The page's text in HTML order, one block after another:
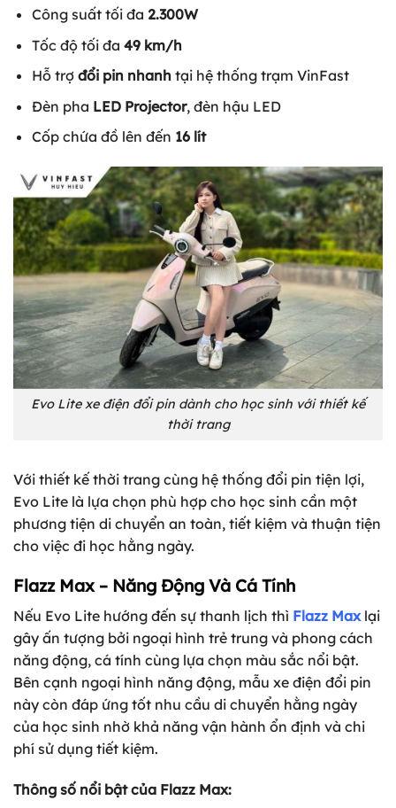
Công suất tối đa 2.300W
Tốc độ tối đa 49 km/h
Hỗ trợ đổi pin nhanh tại hệ thống trạm VinFast
Đèn pha LED Projector, đèn hậu LED
Cốp chứa đồ lên đến 16 lít
Evo Lite xe điện đổi pin dành cho học sinh với thiết kế
thời trang
Với thiết kế thời trang cùng hệ thống đổi pin tiện lợi,
Evo Lite là lựa chọn phù hợp cho học sinh cần một
phương tiện di chuyển an toàn, tiết kiệm và thuận tiện
cho việc đi học hằng ngày.
Flazz Max – Năng Động Và Cá Tính
Nếu Evo Lite hướng đến sự thanh lịch thì Flazz Max lại
gây ấn tượng bởi ngoại hình trẻ trung và phong cách
năng động, cá tính cùng lựa chọn màu sắc nổi bật.
Bên cạnh ngoại hình năng động, mẫu xe điện đổi pin
này còn đáp ứng tốt nhu cầu di chuyển hằng ngày
của học sinh nhờ khả năng vận hành ổn định và chi
phí sử dụng tiết kiệm.
Thông số nổi bật của Flazz Max: